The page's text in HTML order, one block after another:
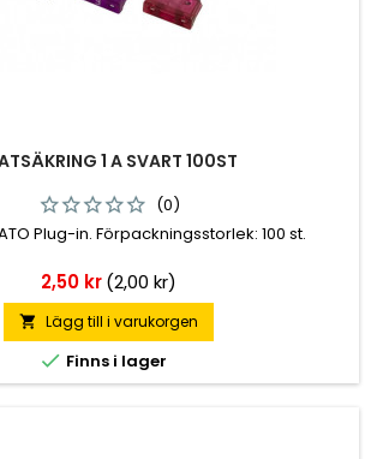
1 A SVART 100ST
(0)
Plug-in. Förpackningsstorlek: 100 st.
Pris
2,50 kr (2,00 kr)
 Lägg till i varukorgen
 Finns i lager